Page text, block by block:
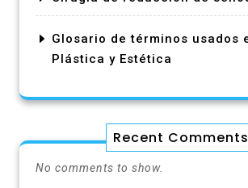
Glosario de términos usados
Plástica y Estética
Recent Comments
No comments to show.